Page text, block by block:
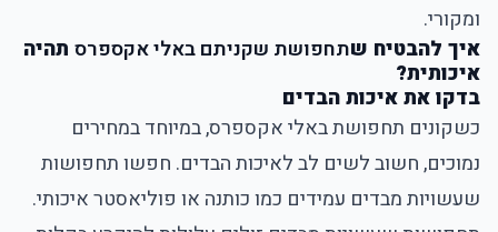
ומקורי.
איך להבטיח שתחפושת שקניתם באלי אקספרס תהיה
איכותית?
בדקו את איכות הבדים
כשקונים תחפושת באלי אקספרס, במיוחד במחירים
נמוכים, חשוב לשים לב לאיכות הבדים. חפשו תחפושות
שעשויות מבדים עמידים כמו כותנה או פוליאסטר איכותי.